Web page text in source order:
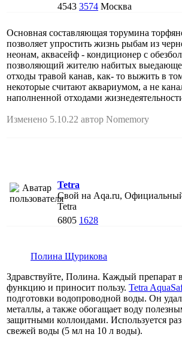
4543 3574 Москва
Основная составляющая торумина
позволяет упростить жизнь рыбам из
неонам, аквасейф - кондиционер с
позволяющий жителю набитых
отходы травой канав, как- то выжить в
некоторые считают аквариумом, а не
наполненной отходами
Изменено 5.10.22 автор Nomemory
Tetra
Свой на Aqa.ru, Официальный
Tetra
6805 1628
Полина Щурикова
Здравствуйте, Полина. Каждый препарат
функцию и приносит пользу. Tetra
подготовки водопроводной воды. Он
металлы, а также обогащает воду
защитными коллоидами. Используется
свежей воды (5 мл на 10 л воды).